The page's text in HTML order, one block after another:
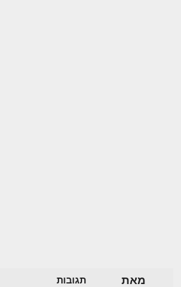
מאת תגובות